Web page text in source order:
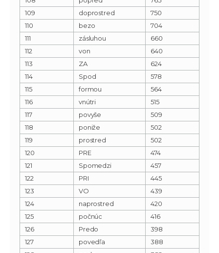
109
doprostred
750
110
bezo
704
111
zásluhou
660
112
von
640
113
ZA
624
114
Spod
578
115
formou
564
116
vnútri
515
117
povyše
509
118
poniže
502
119
prostred
502
120
PRE
474
121
Spomedzi
457
122
PRI
445
123
VO
439
124
naprostred
420
125
počnúc
416
126
Predo
398
127
povedľa
388